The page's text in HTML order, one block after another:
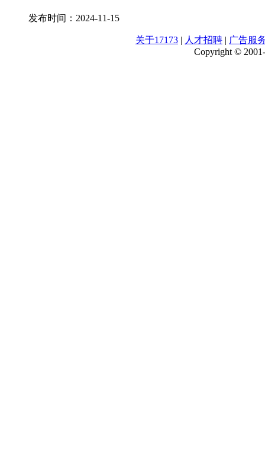
发布时间： 2024-11-15
关于17173 | 人才招聘 | 广告服
Copyright ©